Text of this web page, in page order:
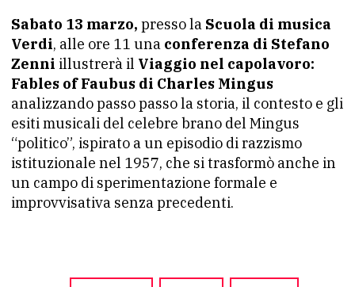
Sabato 13 marzo, presso la Scuola di musica
Verdi, alle ore 11 una conferenza di Stefano
Zenni illustrerà il Viaggio nel capolavoro:
Fables of Faubus di Charles Mingus
analizzando passo passo la storia, il contesto e gli
esiti musicali del celebre brano del Mingus
“politico”, ispirato a un episodio di razzismo
istituzionale nel 1957, che si trasformò anche in
un campo di sperimentazione formale e
improvvisativa senza precedenti.